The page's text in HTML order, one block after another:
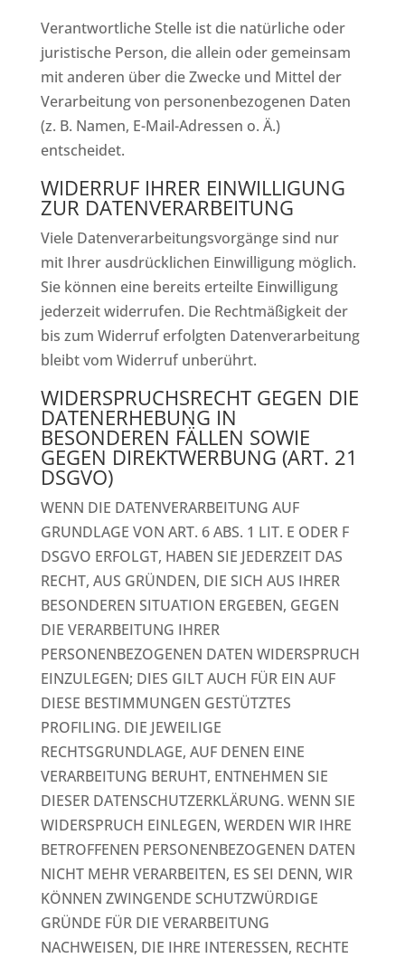
Verantwortliche Stelle ist die natürliche oder
juristische Person, die allein oder gemeinsam
mit anderen über die Zwecke und Mittel der
Verarbeitung von personenbezogenen Daten
(z. B. Namen, E-Mail-Adressen o. Ä.)
entscheidet.
WIDERRUF IHRER EINWILLIGUNG
ZUR DATENVERARBEITUNG
Viele Datenverarbeitungsvorgänge sind nur
mit Ihrer ausdrücklichen Einwilligung möglich.
Sie können eine bereits erteilte Einwilligung
jederzeit widerrufen. Die Rechtmäßigkeit der
bis zum Widerruf erfolgten Datenverarbeitung
bleibt vom Widerruf unberührt.
WIDERSPRUCHSRECHT GEGEN DIE
DATENERHEBUNG IN
BESONDEREN FÄLLEN SOWIE
GEGEN DIREKTWERBUNG (ART. 21
DSGVO)
WENN DIE DATENVERARBEITUNG AUF
GRUNDLAGE VON ART. 6 ABS. 1 LIT. E ODER F
DSGVO ERFOLGT, HABEN SIE JEDERZEIT DAS
RECHT, AUS GRÜNDEN, DIE SICH AUS IHRER
BESONDEREN SITUATION ERGEBEN, GEGEN
DIE VERARBEITUNG IHRER
PERSONENBEZOGENEN DATEN WIDERSPRUCH
EINZULEGEN; DIES GILT AUCH FÜR EIN AUF
DIESE BESTIMMUNGEN GESTÜTZTES
PROFILING. DIE JEWEILIGE
RECHTSGRUNDLAGE, AUF DENEN EINE
VERARBEITUNG BERUHT, ENTNEHMEN SIE
DIESER DATENSCHUTZERKLÄRUNG. WENN SIE
WIDERSPRUCH EINLEGEN, WERDEN WIR IHRE
BETROFFENEN PERSONENBEZOGENEN DATEN
NICHT MEHR VERARBEITEN, ES SEI DENN, WIR
KÖNNEN ZWINGENDE SCHUTZWÜRDIGE
GRÜNDE FÜR DIE VERARBEITUNG
NACHWEISEN, DIE IHRE INTERESSEN, RECHTE